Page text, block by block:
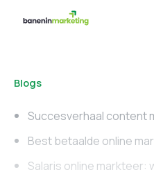
Blogs
Succesverhaal content
Best betaalde online
Salaris online markteer: